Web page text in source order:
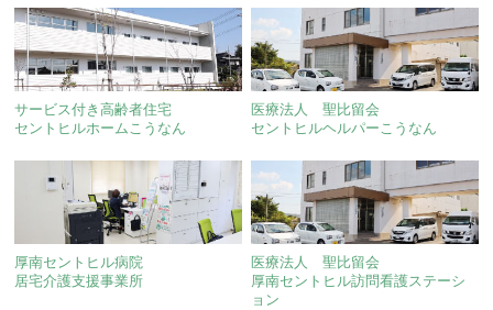
サービス付き高齢者住宅
セントヒルホームこうなん
医療法人 聖比留会
セントヒルヘルパーこうなん
厚南セントヒル病院
居宅介護支援事業所
医療法人 聖比留会
厚南セントヒル訪問看護ステーシ
ョン